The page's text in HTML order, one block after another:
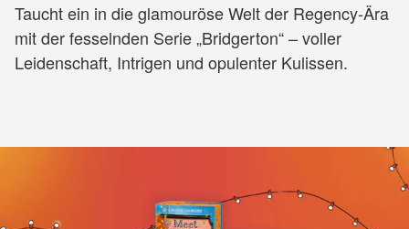
Taucht ein in die glamouröse Welt der Regency-Ära
mit der fesselnden Serie „Bridgerton“ – voller
Leidenschaft, Intrigen und opulenter Kulissen.